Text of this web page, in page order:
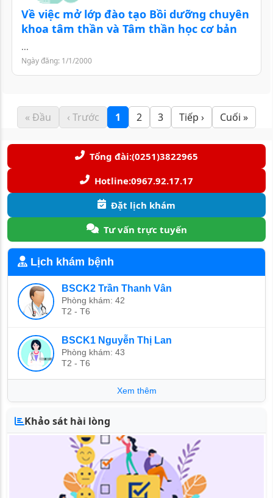
Về việc mở lớp đào tạo Bồi dưỡng chuyên
khoa tâm thần và Tâm thần học cơ bản
...
Ngày đăng: 1/1/2000
« Đầu ‹ Trước 1 2 3 Tiếp › Cuối »
Tổng đài:(0251)3822965
Hotline:0967.92.17.17
Đặt lịch khám
Tư vấn trực tuyến
Lịch khám bệnh
BSCK2 Trần Thanh Vân
Phòng khám: 42
T2 - T6
BSCK1 Nguyễn Thị Lan
Phòng khám: 43
T2 - T6
Xem thêm
Khảo sát hài lòng